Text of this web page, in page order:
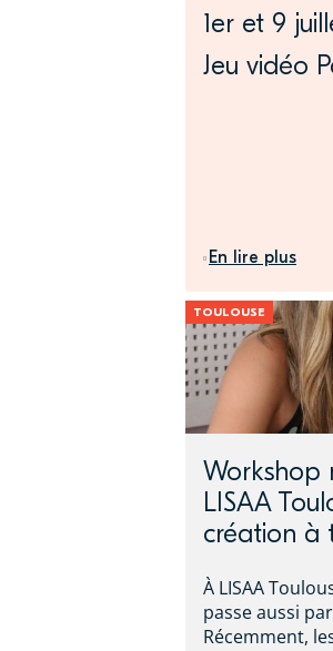
1er et 9
Jeu vidéo
En lire plus
TOULOUSE
Workshop
LISAA
création à
À LISAA
passe aussi
Récemment,